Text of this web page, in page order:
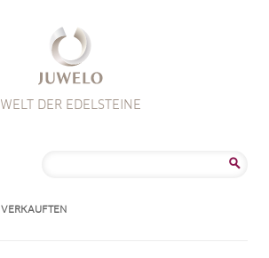
WELT DER EDELSTEINE
VERKAUFTEN